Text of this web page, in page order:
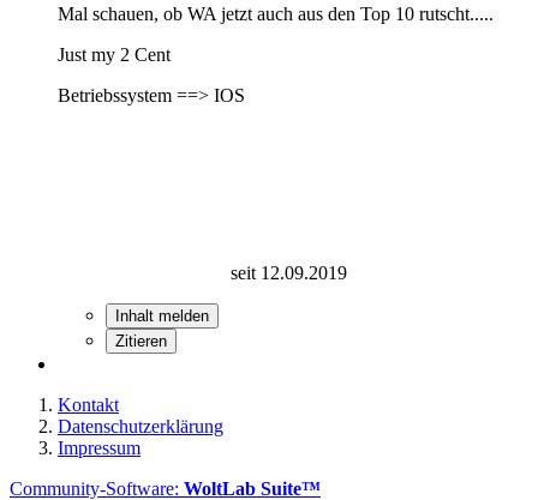
Mal schauen, ob WA jetzt auch aus den Top 10 rutscht.....
Just my 2 Cent
Betriebssystem ==> IOS
seit 12.09.2019
Inhalt melden
Zitieren
Kontakt
Datenschutzerklärung
Impressum
Community-Software: WoltLab Suite™